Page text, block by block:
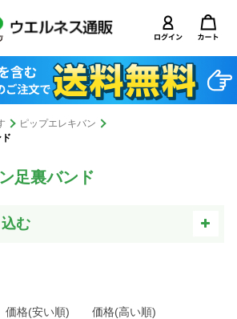
ピップエレキバン
足裏バンド
価格(安い順) 価格(高い順)